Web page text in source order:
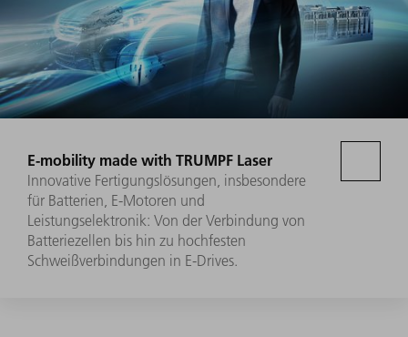
E-mobility made with TRUMPF Laser
Innovative Fertigungslösungen, insbesondere
für Batterien, E-Motoren und
Leistungselektronik: Von der Verbindung von
Batteriezellen bis hin zu hochfesten
Schweißverbindungen in E-Drives.